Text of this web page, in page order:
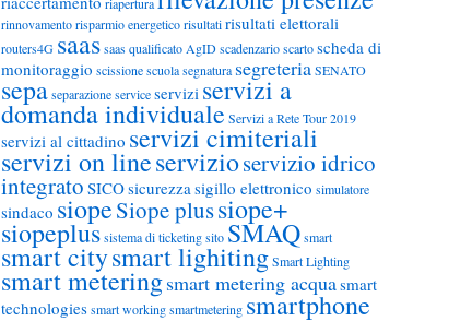
rinnovamento risparmio energetico risultati risultati elettorali
routers4G saas saas qualificato AgID scadenzario scarto scheda di
monitoraggio scissione scuola segnatura segreteria SENATO
sepa separazione service servizi servizi a
domanda individuale Servizi a Rete Tour 2019
servizi al cittadino servizi cimiteriali
servizi on lineservizioservizio idrico
integrato SICOsicurezzasigillo elettronico simulatore
sindaco siopeSiope plussiope+
siopeplus sistema di ticketing sito SMAQ smart
smart citysmart lighiting Smart Lighting
smart meteringsmart metering acquasmart
technologies smart working smartmetering smartphone